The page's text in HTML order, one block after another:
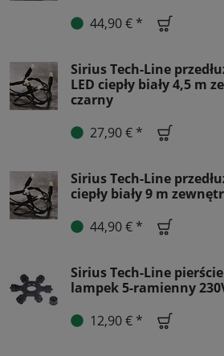
44,90 € *
Sirius Tech-Line
LED ciepły biały 4,5 m
czarny
27,90 € *
Sirius Tech-Line
ciepły biały 9 m
44,90 € *
Sirius Tech-Line
lampek 5-ramienny
12,90 € *